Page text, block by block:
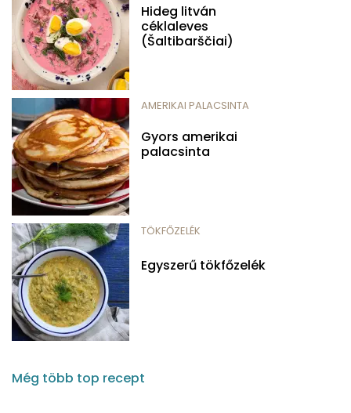
Hideg litván
céklaleves
(Šaltibarščiai)
AMERIKAI PALACSINTA
Gyors amerikai
palacsinta
TÖKFŐZELÉK
Egyszerű tökfőzelék
Még több top recept